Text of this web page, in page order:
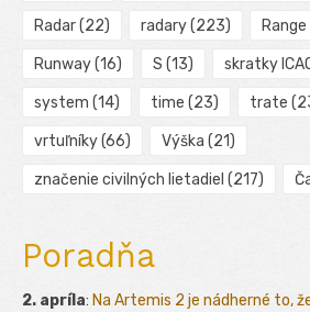
Radar(22) radary(223) Range
Runway(16) S (13) skratky
system (14) time (23) trate
vrtuľníky(66) Výška (21)
značenie civilných lietadiel (217)
Poradňa
2. apríla: Na Artemis 2 je nádherné to,